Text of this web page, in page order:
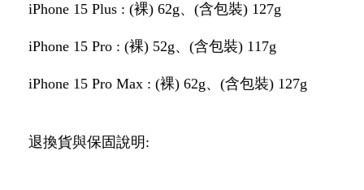
iPhone 15 Plus : (裸) 62g、(含包裝) 127g
iPhone 15 Pro : (裸) 52g、(含包裝) 117g
iPhone 15 Pro Max : (裸) 62g、(含包裝) 127g
退換貨與保固說明: